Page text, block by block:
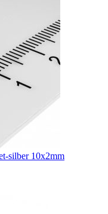
silber 10x2mm